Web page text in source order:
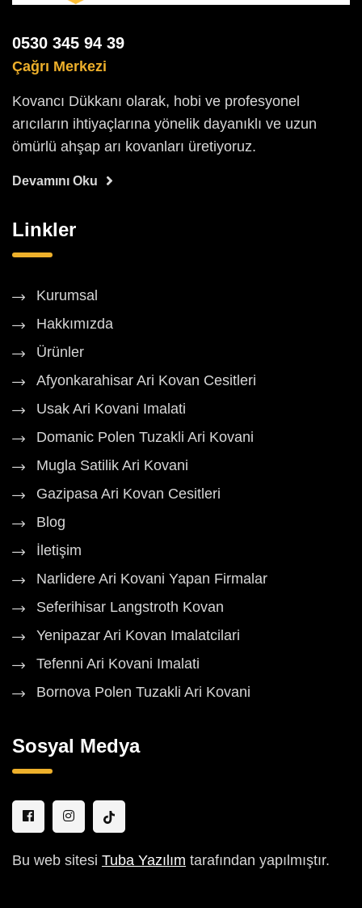
0530 345 94 39
Çağrı Merkezi
Kovancı Dükkanı olarak, hobi ve profesyonel
arıcıların ihtiyaçlarına yönelik dayanıklı ve uzun
ömürlü ahşap arı kovanları üretiyoruz.
Devamını Oku
Linkler
Kurumsal
Hakkımızda
Ürünler
Afyonkarahisar Ari Kovan Cesitleri
Usak Ari Kovani Imalati
Domanic Polen Tuzakli Ari Kovani
Mugla Satilik Ari Kovani
Gazipasa Ari Kovan Cesitleri
Blog
İletişim
Narlidere Ari Kovani Yapan Firmalar
Seferihisar Langstroth Kovan
Yenipazar Ari Kovan Imalatcilari
Tefenni Ari Kovani Imalati
Bornova Polen Tuzakli Ari Kovani
Sosyal Medya
Bu web sitesi Tuba Yazılım tarafından yapılmıştır.